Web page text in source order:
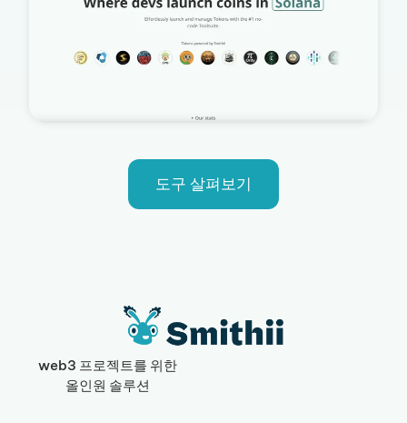
도구 살펴보기
web3 프로젝트를 위한
올인원 솔루션